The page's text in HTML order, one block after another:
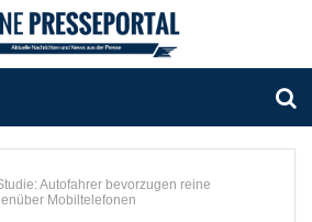
Autofahrer bevorzugen reine
Mobiltelefonen